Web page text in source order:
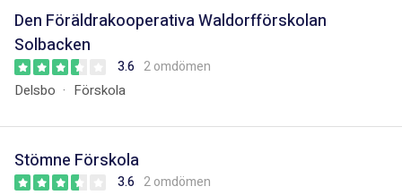
Den Föräldrakooperativa Waldorfförskolan
Solbacken
3.6 2 omdömen
Delsbo Förskola
Stömne Förskola
3.6 2 omdömen